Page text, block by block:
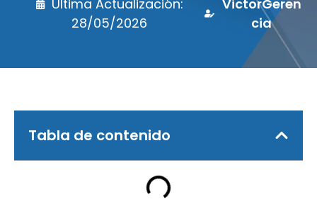
Última Actualización:
28/05/2026
VictorGeren
cia
Tabla de contenido